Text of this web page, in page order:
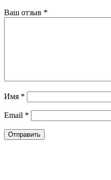
Ваш отзыв *
Имя *
Email *